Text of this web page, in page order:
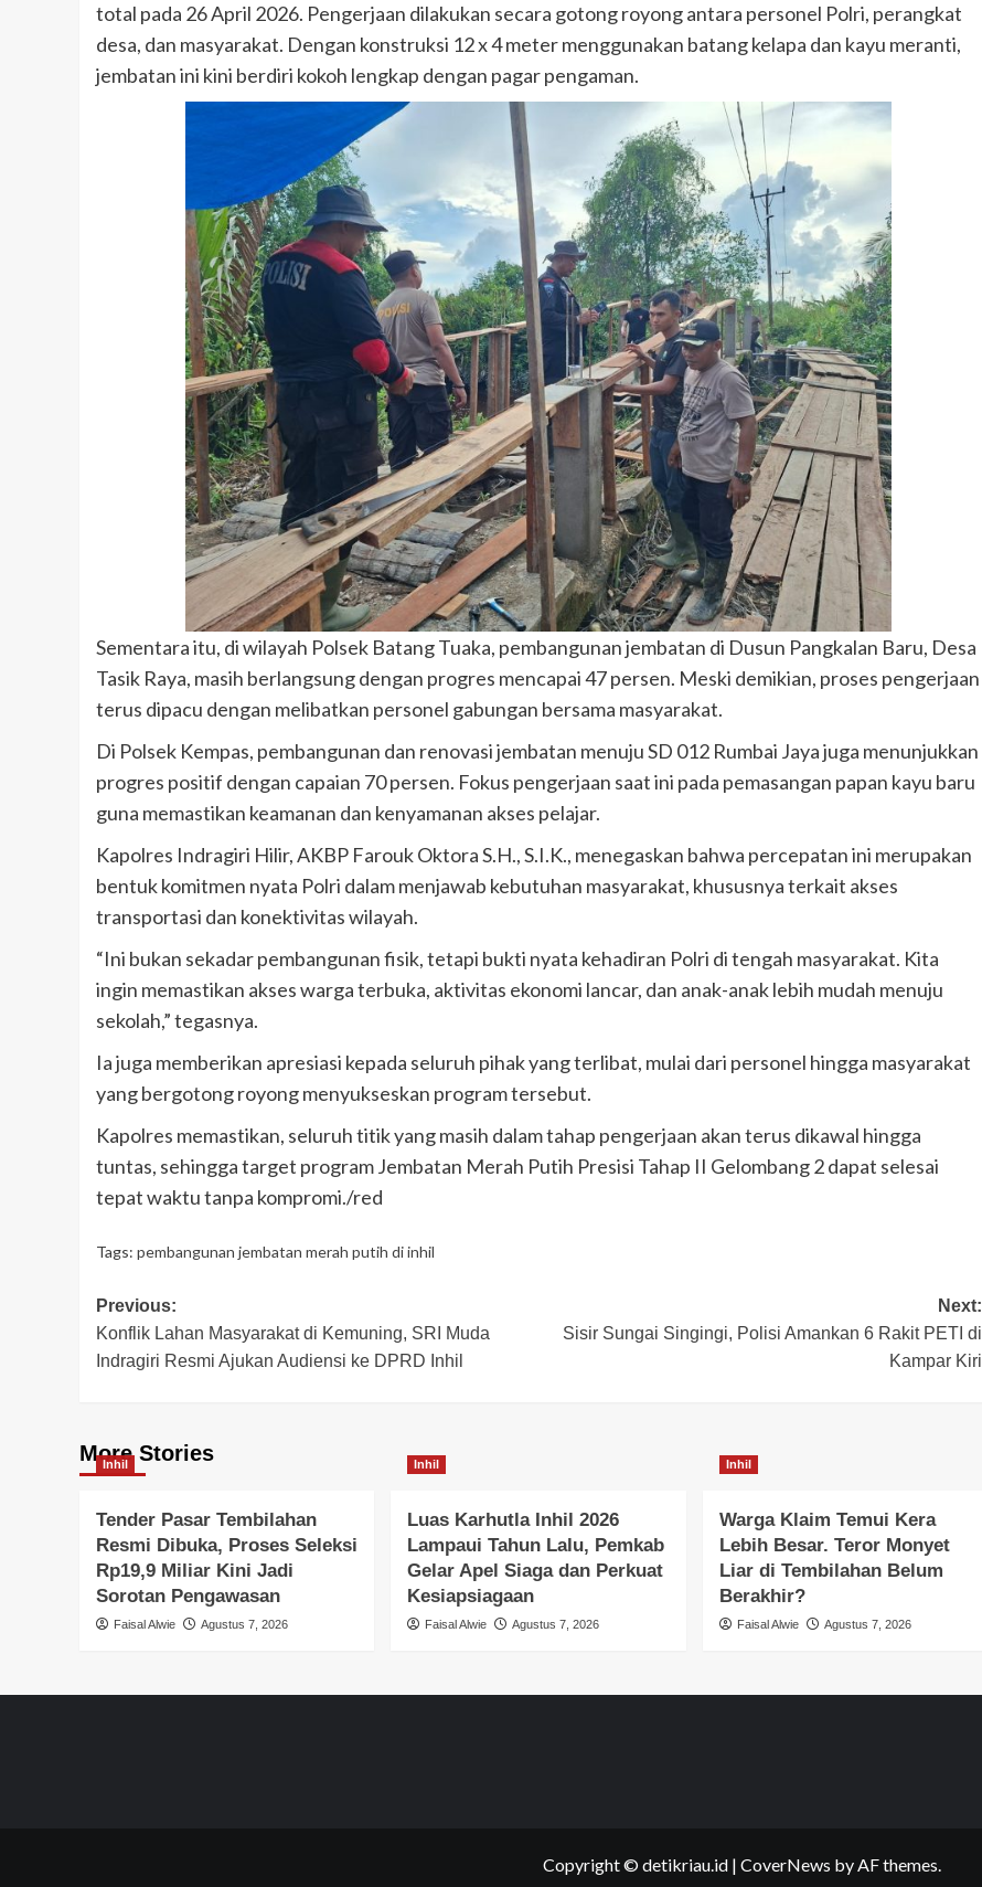
total pada 26 April 2026. Pengerjaan dilakukan secara gotong royong antara personel Polri, perangkat
desa, dan masyarakat. Dengan konstruksi 12 x 4 meter menggunakan batang kelapa dan kayu meranti,
jembatan ini kini berdiri kokoh lengkap dengan pagar pengaman.
Sementara itu, di wilayah Polsek Batang Tuaka, pembangunan jembatan di Dusun Pangkalan Baru, Desa
Tasik Raya, masih berlangsung dengan progres mencapai 47 persen. Meski demikian, proses pengerjaan
terus dipacu dengan melibatkan personel gabungan bersama masyarakat.
Di Polsek Kempas, pembangunan dan renovasi jembatan menuju SD 012 Rumbai Jaya juga menunjukkan
progres positif dengan capaian 70 persen. Fokus pengerjaan saat ini pada pemasangan papan kayu baru
guna memastikan keamanan dan kenyamanan akses pelajar.
Kapolres Indragiri Hilir, AKBP Farouk Oktora S.H., S.I.K., menegaskan bahwa percepatan ini merupakan
bentuk komitmen nyata Polri dalam menjawab kebutuhan masyarakat, khususnya terkait akses
transportasi dan konektivitas wilayah.
“Ini bukan sekadar pembangunan fisik, tetapi bukti nyata kehadiran Polri di tengah masyarakat. Kita
ingin memastikan akses warga terbuka, aktivitas ekonomi lancar, dan anak-anak lebih mudah menuju
sekolah,” tegasnya.
Ia juga memberikan apresiasi kepada seluruh pihak yang terlibat, mulai dari personel hingga masyarakat
yang bergotong royong menyukseskan program tersebut.
Kapolres memastikan, seluruh titik yang masih dalam tahap pengerjaan akan terus dikawal hingga
tuntas, sehingga target program Jembatan Merah Putih Presisi Tahap II Gelombang 2 dapat selesai
tepat waktu tanpa kompromi./red
Tags: pembangunan jembatan merah putih di inhil
Post
navigation
Previous:
Konflik Lahan Masyarakat di Kemuning, SRI Muda
Indragiri Resmi Ajukan Audiensi ke DPRD Inhil
Next:
Sisir Sungai Singingi, Polisi Amankan 6 Rakit PETI di
Kampar Kiri
More Stories
Inhil
Tender Pasar Tembilahan
Resmi Dibuka, Proses Seleksi
Rp19,9 Miliar Kini Jadi
Sorotan Pengawasan
Faisal Alwie Agustus 7, 2026
Inhil
Luas Karhutla Inhil 2026
Lampaui Tahun Lalu, Pemkab
Gelar Apel Siaga dan Perkuat
Kesiapsiagaan
Faisal Alwie Agustus 7, 2026
Inhil
Warga Klaim Temui Kera
Lebih Besar. Teror Monyet
Liar di Tembilahan Belum
Berakhir?
Faisal Alwie Agustus 7, 2026
Tahukah Kamu ?
Ini yang Terjadi pada Tubuh jika
Konsumsi Bunga Telang Selama 30
Hari
Copyright © detikriau.id | CoverNews by AF themes.